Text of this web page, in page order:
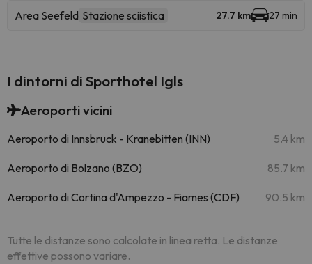
Area Seefeld Stazione sciistica 27.7 km 27 min
I dintorni di Sporthotel Igls
Aeroporti vicini
Aeroporto di Innsbruck - Kranebitten (INN) 5.4 km
Aeroporto di Bolzano (BZO) 85.7 km
Aeroporto di Cortina d'Ampezzo - Fiames (CDF) 90.5 km
Tutte le distanze sono calcolate in linea retta. Le distanze
effettive possono variare.